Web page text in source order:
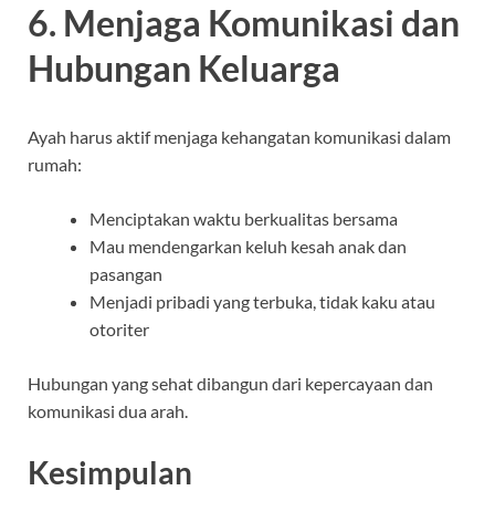
6. Menjaga Komunikasi dan
Hubungan Keluarga
Ayah harus aktif menjaga kehangatan komunikasi dalam
rumah:
Menciptakan waktu berkualitas bersama
Mau mendengarkan keluh kesah anak dan
pasangan
Menjadi pribadi yang terbuka, tidak kaku atau
otoriter
Hubungan yang sehat dibangun dari kepercayaan dan
komunikasi dua arah.
Kesimpulan